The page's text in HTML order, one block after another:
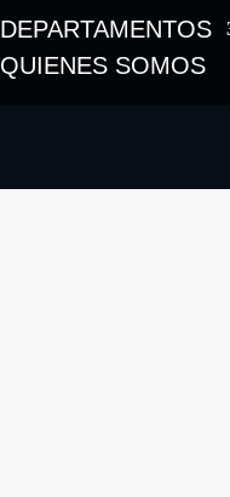
DEPARTAMENTOS
QUIENES SOMOS